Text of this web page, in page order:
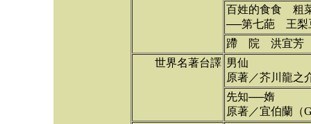
百姓的食食 粗
──第七葩 王梨
蹛 院 洪宜芳
世界名著台譯 男仙
原著／芥川龍
先知──媠
原著／宜伯蘭